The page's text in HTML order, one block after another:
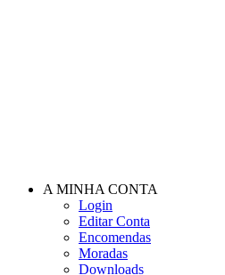
A MINHA CONTA
Login
Editar Conta
Encomendas
Moradas
Downloads